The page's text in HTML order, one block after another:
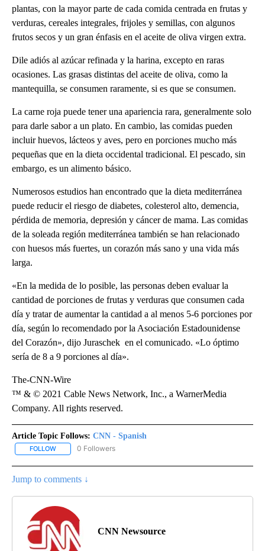
plantas, con la mayor parte de cada comida centrada en frutas y
verduras, cereales integrales, frijoles y semillas, con algunos
frutos secos y un gran énfasis en el aceite de oliva virgen extra.
Dile adiós al azúcar refinada y la harina, excepto en raras
ocasiones. Las grasas distintas del aceite de oliva, como la
mantequilla, se consumen raramente, si es que se consumen.
La carne roja puede tener una apariencia rara, generalmente solo
para darle sabor a un plato. En cambio, las comidas pueden
incluir huevos, lácteos y aves, pero en porciones mucho más
pequeñas que en la dieta occidental tradicional. El pescado, sin
embargo, es un alimento básico.
Numerosos estudios han encontrado que la dieta mediterránea
puede reducir el riesgo de diabetes, colesterol alto, demencia,
pérdida de memoria, depresión y cáncer de mama. Las comidas
de la soleada región mediterránea también se han relacionado
con huesos más fuertes, un corazón más sano y una vida más
larga.
«En la medida de lo posible, las personas deben evaluar la
cantidad de porciones de frutas y verduras que consumen cada
día y tratar de aumentar la cantidad a al menos 5-6 porciones por
día, según lo recomendado por la Asociación Estadounidense
del Corazón», dijo Juraschek en el comunicado. «Lo óptimo
sería de 8 a 9 porciones al día».
The-CNN-Wire
™ & © 2021 Cable News Network, Inc., a WarnerMedia
Company. All rights reserved.
Article Topic Follows: CNN - Spanish
FOLLOW FOLLOW "CNN - SPANISH" TO RECEIVE NOTIFICATIONS ABOUT
0 Followers
Jump to comments ↓
CNN Newsource